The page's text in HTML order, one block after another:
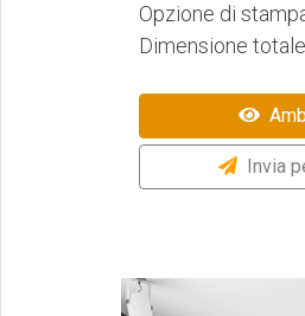
Opzione di
Dimensione
Invia